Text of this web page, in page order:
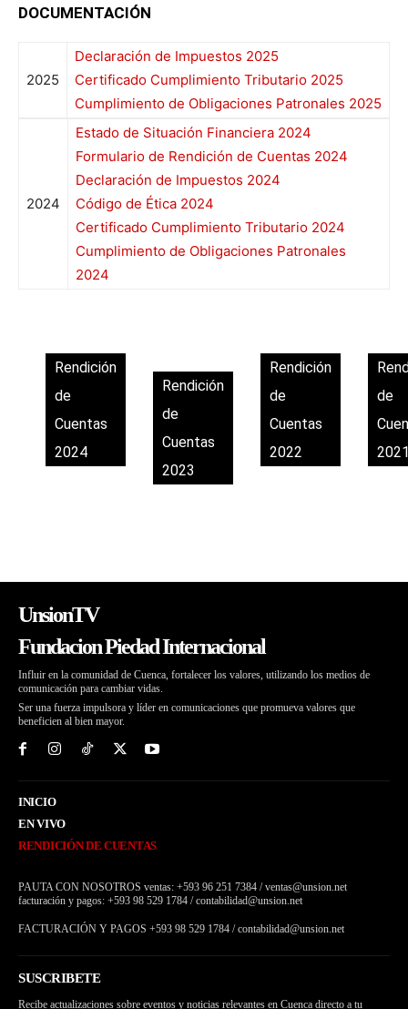
DOCUMENTACIÓN
2025
Declaración de Impuestos 2025
Certificado Cumplimiento Tributario 2025
Cumplimiento de Obligaciones Patronales 2025
2024
Estado de Situación Financiera 2024
Formulario de Rendición de Cuentas 2024
Declaración de Impuestos 2024
Código de Ética 2024
Certificado Cumplimiento Tributario 2024
Cumplimiento de Obligaciones Patronales
2024
Rendición
de
Cuentas
2024
Rendición
de
Cuentas
2023
Rendición
de
Cuentas
2022
de
UnsionTV
Fundacion Piedad Internacional
Influir en la comunidad de Cuenca, fortalecer los valores, utilizando los medios de
comunicación para cambiar vidas.
Ser una fuerza impulsora y líder en comunicaciones que promueva valores que
beneficien al bien mayor.
INICIO
EN VIVO
RENDICIÓN DE CUENTAS
PAUTA CON NOSOTROS ventas: +593 96 251 7384 / ventas@unsion.net
facturación y pagos: +593 98 529 1784 / contabilidad@unsion.net
FACTURACIÓN Y PAGOS +593 98 529 1784 / contabilidad@unsion.net
SUSCRIBETE
Recibe actualizaciones sobre eventos y noticias relevantes en Cuenca directo a tu